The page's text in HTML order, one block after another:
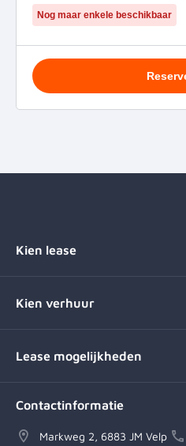
Kien lease
Kien verhuur
Lease mogelijkheden
Contactinformatie
Markweg 2, 6883 JM Velp